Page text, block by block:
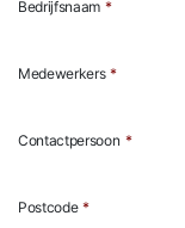
Bedrijfsnaam *
Medewerkers *
Contactpersoon *
Postcode *